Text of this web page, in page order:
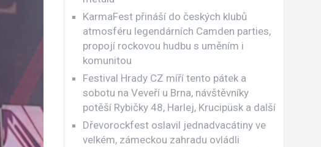
KarmaFest přináší do českých klubů
atmosféru legendárních Camden parties,
propojí rockovou hudbu s uměním i
komunitou
Festival Hrady CZ míří tento pátek a
sobotu na Veveří u Brna, návštěvníky
potěší Rybičky 48, Harlej, Krucipüsk a další
Dřevorockfest oslavil jednadvacátiny ve
velkém, zámeckou zahradu ovládli